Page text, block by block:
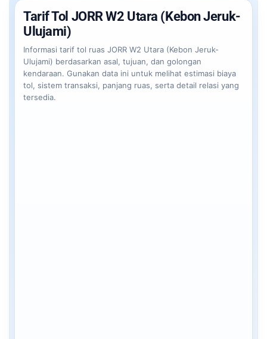
Tarif Tol JORR W2 Utara (Kebon Jeruk-
Ulujami)
Informasi tarif tol ruas JORR W2 Utara (Kebon Jeruk-
Ulujami) berdasarkan asal, tujuan, dan golongan
kendaraan. Gunakan data ini untuk melihat estimasi biaya
tol, sistem transaksi, panjang ruas, serta detail relasi yang
tersedia.